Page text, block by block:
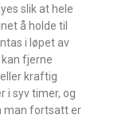
slik at hele
å holde til
i løpet av
fjerne
kraftig
i syv timer, og
man fortsatt er